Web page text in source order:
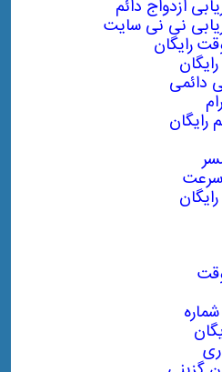
ازدواج دائم
نی نی سایت
رایگان
دائمی
رایگان